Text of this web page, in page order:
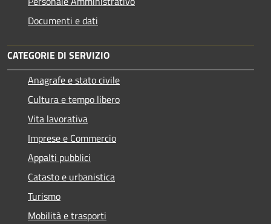
Documenti e dati
CATEGORIE DI SERVIZIO
Anagrafe e stato civile
Cultura e tempo libero
Vita lavorativa
Imprese e Commercio
Appalti pubblici
Catasto e urbanistica
Turismo
Mobilità e trasporti